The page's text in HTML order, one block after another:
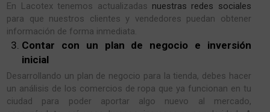
En Lacotex tenemos actualizadas nuestras redes sociales
para que nuestros clientes y vendedores puedan obtener
información de forma inmediata.
Contar con un plan de negocio e inversión
inicial
Desarrollando un plan de negocio para la tienda, debes hacer
un análisis de los comercios de ropa que ya funcionan en tu
ciudad para poder aportar algo nuevo al mercado,